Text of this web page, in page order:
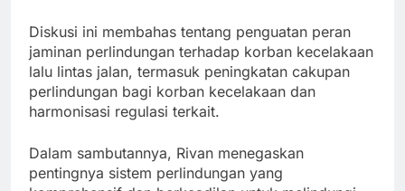
Diskusi ini membahas tentang penguatan peran
jaminan perlindungan terhadap korban kecelakaan
lalu lintas jalan, termasuk peningkatan cakupan
perlindungan bagi korban kecelakaan dan
harmonisasi regulasi terkait.
Dalam sambutannya, Rivan menegaskan
pentingnya sistem perlindungan yang